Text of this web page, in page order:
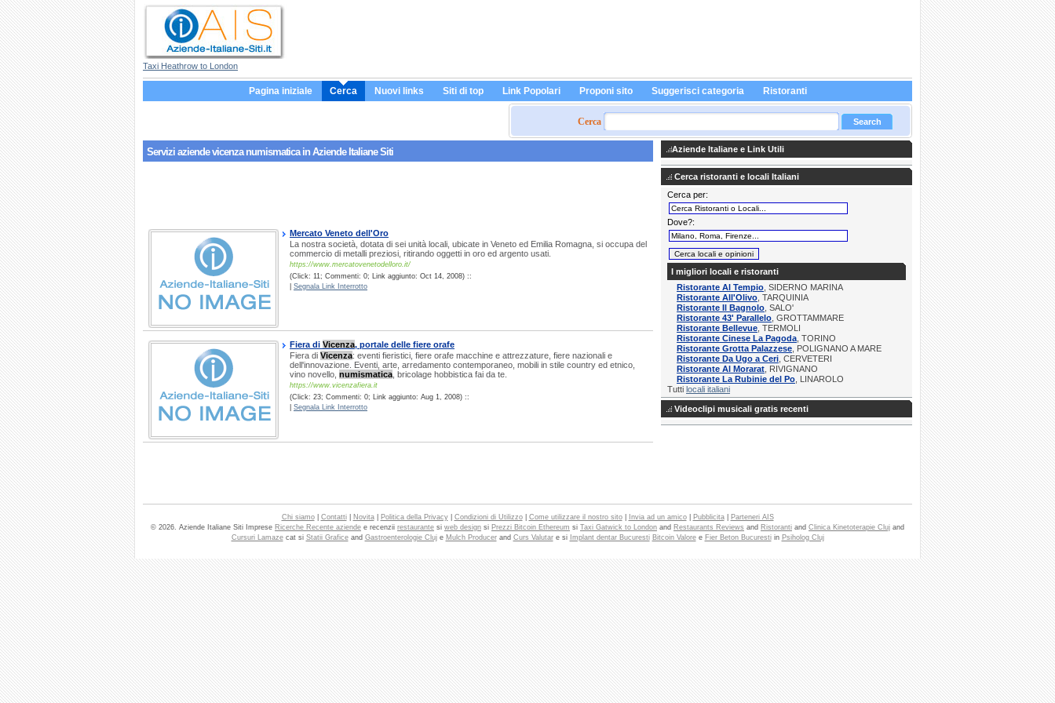
Taxi Heathrow to London
Pagina iniziale Cerca Nuovi links Siti di top Link Popolari Proponi sito Suggerisci categoria Ristoranti
Cerca
Servizi aziendevicenza numismaticain Aziende Italiane Siti
Mercato Veneto dell'Oro
La nostra società, dotata di sei unità locali, ubicate in Veneto ed Emilia Romagna, si occupa del
commercio di metalli preziosi, ritirando oggetti in oro ed argento usati.
https://www.mercatovenetodelloro.it/
(Click: 11; Commenti: 0; Link aggiunto: Oct 14, 2008) ::
Segnala Link Interrotto
Fiera di Vicenza, portale delle fiere orafe
Fiera di Vicenza: eventi fieristici, fiere orafe macchine e attrezzature, fiere nazionali e
dell'innovazione. Eventi, arte, arredamento contemporaneo, mobili in stile country ed etnico,
vino novello, numismatica , bricolage hobbistica fai da te.
https://www.vicenzafiera.it
(Click: 23; Commenti: 0; Link aggiunto: Aug 1, 2008) ::
Segnala Link Interrotto
Aziende Italiane e Link Utili
Cerca ristoranti e locali Italiani
Cerca per:
Dove?:
I migliori locali e ristoranti
Ristorante Al Tempio , SIDERNO MARINA
Ristorante All'Olivo , TARQUINIA
Ristorante Il Bagnolo , SALO'
Ristorante 43' Parallelo , GROTTAMMARE
Ristorante Bellevue , TERMOLI
Ristorante Cinese La Pagoda , TORINO
Ristorante Grotta Palazzese , POLIGNANO A MARE
Ristorante Da Ugo a Ceri , CERVETERI
Ristorante Al Morarat , RIVIGNANO
Ristorante La Rubinie del Po , LINAROLO
Tutti locali italiani
Videoclipi musicali gratis recenti
Chi siamo| Contatti| Novita| Politica della Privacy| Condizioni di Utilizzo| Come utilizzare il nostro sito| Invia ad un amico| Pubblicita|
Parteneri AIS
© 2026. Aziende Italiane Siti Imprese Ricerche Recente aziende e recenzii restaurante si web design si Prezzi Bitcoin Ethereum si Taxi Gatwick to London and Restaurants Reviews and Ristoranti and Clinica Kinetoterapie Cluj and
Cursuri Lamazecat si Statii Graficeand Gastroenterologie Cluje Mulch Producerand Curs Valutare si Implant dentar Bucuresti Bitcoin Valoree Fier Beton Bucurestiin Psiholog Cluj